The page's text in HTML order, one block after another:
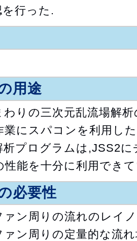
行った.
用途
りの三次元乱流場解
業にスパコンを利用し
析プログラムは,JSS2
性能を十分に利用でき
必要性
ァン周りの流れのレイ
ン周りの定量的な流